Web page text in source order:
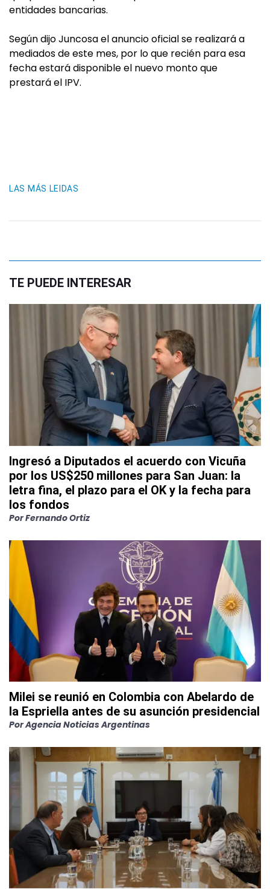
entidades bancarias.
Según dijo Juncosa el anuncio oficial se realizará a
mediados de este mes, por lo que recién para esa
fecha estará disponible el nuevo monto que
prestará el IPV.
LAS MÁS LEIDAS
TE PUEDE INTERESAR
Ingresó a Diputados el acuerdo con Vicuña
por los US$250 millones para San Juan: la
letra fina, el plazo para el OK y la fecha para
los fondos
PorFernando Ortiz
Milei se reunió en Colombia con Abelardo de
la Espriella antes de su asunción presidencial
PorAgencia Noticias Argentinas